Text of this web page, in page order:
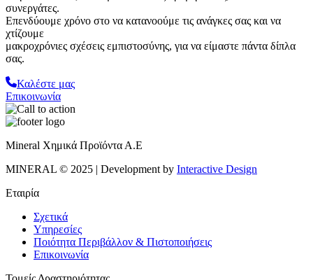
συνεργάτες.
Επενδύουμε χρόνο στο να κατανοούμε τις ανάγκες σας και να
χτίζουμε
μακροχρόνιες σχέσεις εμπιστοσύνης, για να είμαστε πάντα δίπλα
σας.
Καλέστε μας
Επικοινωνία
Mineral Χημικά Προϊόντα Α.Ε
MINERAL © 2025 | Development by Interactive Design
Εταιρία
Σχετικά
Υπηρεσίες
Ποιότητα Περιβάλλον & Πιστοποιήσεις
Επικοινωνία